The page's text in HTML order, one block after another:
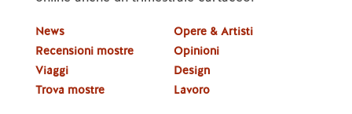
News
Recensioni mostre
Viaggi
Trova mostre
Opere & Artisti
Opinioni
Design
Lavoro